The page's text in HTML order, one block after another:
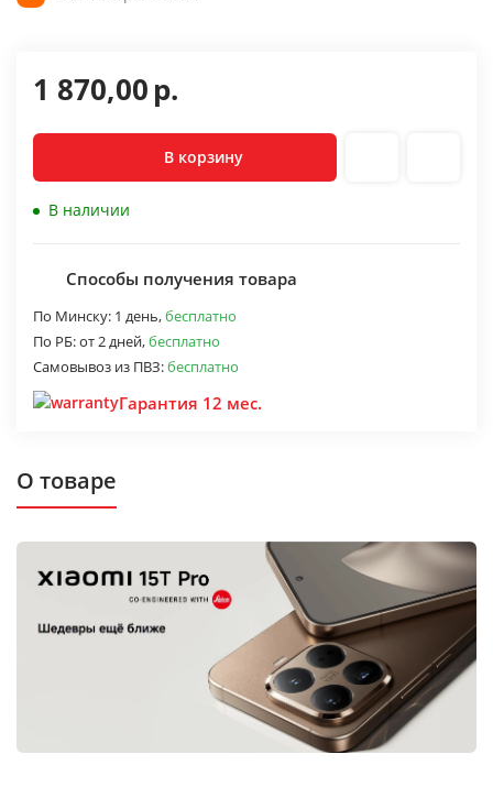
1 870,00р.
В корзину
В наличии
Способы получения товара
По Минску: 1 день,бесплатно
По РБ:от 2 дней,бесплатно
Самовывоз из ПВЗ:бесплатно
Гарантия 12 мес.
О товаре